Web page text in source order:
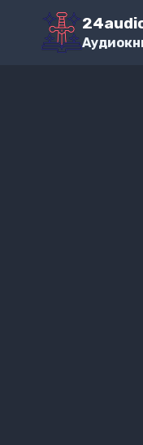
Перейти
содержимому